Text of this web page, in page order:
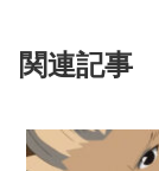
関連記事